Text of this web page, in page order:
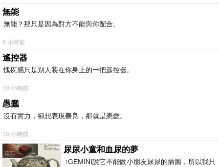
無能
無能？那只是因為對方不能與你配合。
9 小時前
遙控器
愧疚感只是别人装在你身上的一把遥控器。
10 小時前
愚蠢
沒有實力，卻想表現善良，那就是愚蠢。
10 小時前
尿尿小童和血尿的夢
↑GEMINI說它不能做小朋友尿尿的插圖，所以我只